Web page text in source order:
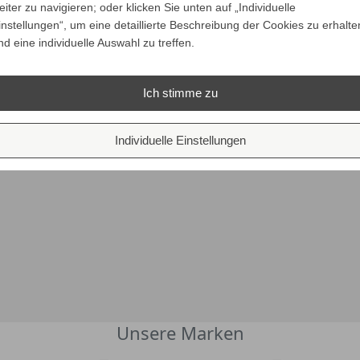
2.500,00 €
Preis
2.375,00 €
Ihr Spar-Preis
absolut versandkostenfrei
NATURA 2 Bank
ALLE VARIANTEN
2.340,00 €
Preis
2.223,00 €
Preise inkl. ges.
ALLE VARIANTEN
Unsere Marken
zu navigieren; oder klicken Sie unten auf „Individuelle
um eine detaillierte Beschreibung der Cookies zu
eine individuelle Auswahl zu treffen.
Ich stimme zu
Individuelle Einstellungen